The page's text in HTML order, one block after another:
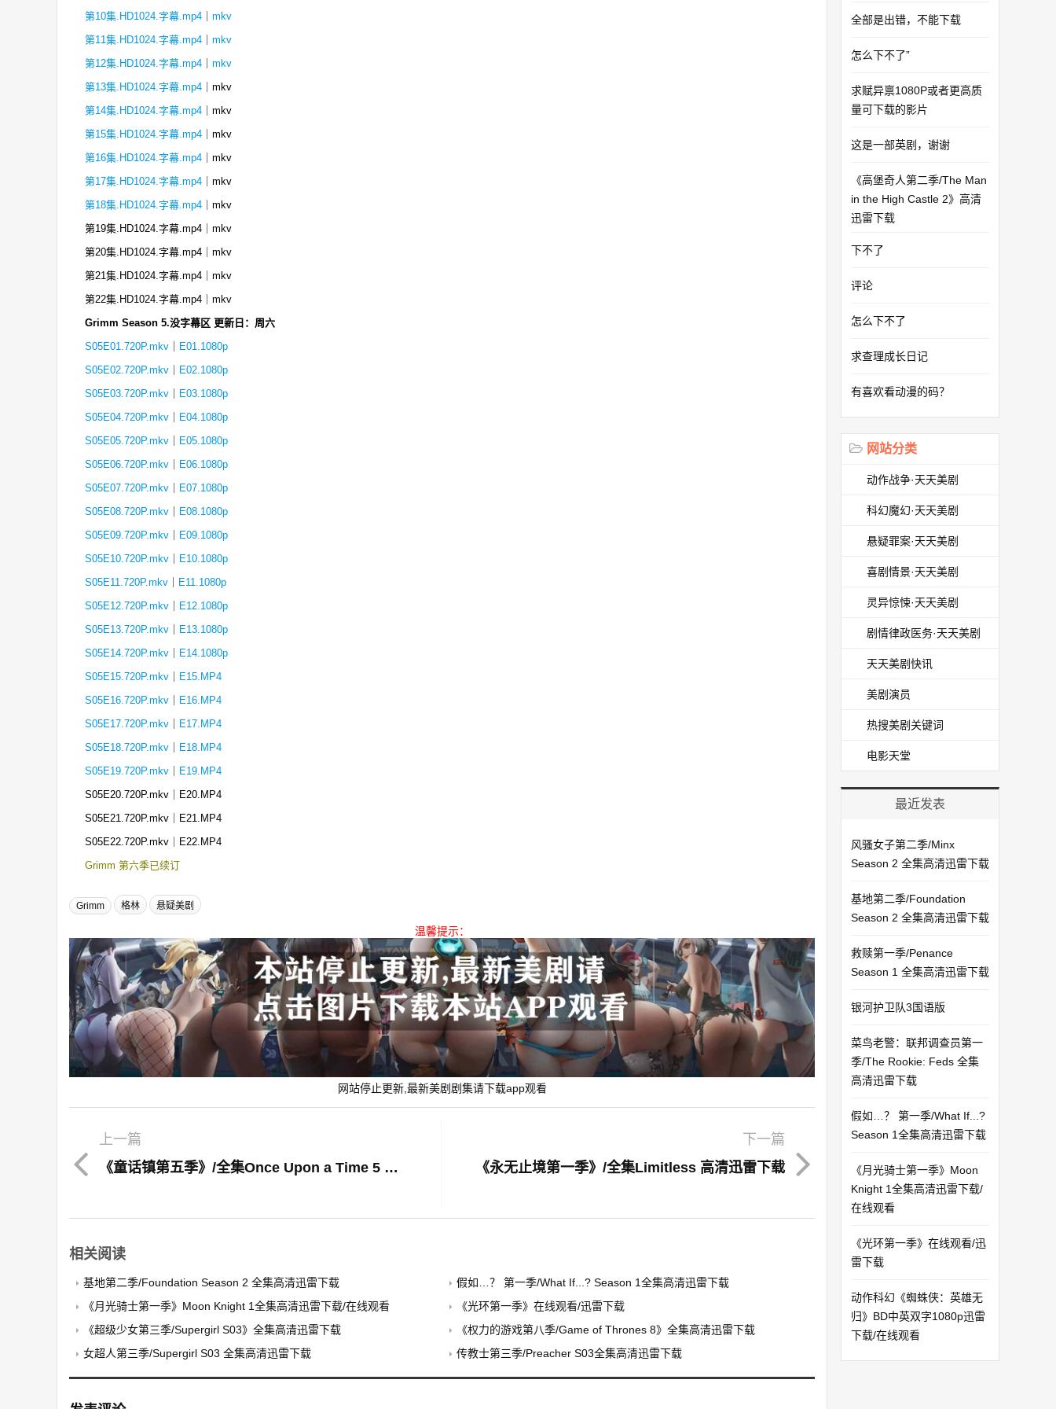
第10集.HD1024.字幕.mp4
mkv
第11集.HD1024.字幕.mp4
mkv
第12集.HD1024.字幕.mp4
mkv
第13集.HD1024.字幕.mp4 ｜mkv
第14集.HD1024.字幕.mp4 ｜mkv
第15集.HD1024.字幕.mp4 ｜mkv
第16集.HD1024.字幕.mp4 ｜mkv
第17集.HD1024.字幕.mp4 ｜mkv
第18集.HD1024.字幕.mp4 ｜mkv
第19集.HD1024.字幕.mp4｜mkv
第20集.HD1024.字幕.mp4｜mkv
第21集.HD1024.字幕.mp4｜mkv
第22集.HD1024.字幕.mp4｜mkv
Grimm Season 5.没字幕区 更新日：周六
S05E01.720P.mkv
E01.1080p
S05E02.720P.mkv
E02.1080p
S05E03.720P.mkv
E03.1080p
S05E04.720P.mkv
E04.1080p
S05E05.720P.mkv
E05.1080p
S05E06.720P.mkv
E06.1080p
S05E07.720P.mkv
E07.1080p
S05E08.720P.mkv
E08.1080p
S05E09.720P.mkv
E09.1080p
S05E10.720P.mkv
E10.1080p
S05E11.720P.mkv
E11.1080p
S05E12.720P.mkv
E12.1080p
S05E13.720P.mkv
E13.1080p
S05E14.720P.mkv
E14.1080p
S05E15.720P.mkv
E15.MP4
S05E16.720P.mkv
E16.MP4
S05E17.720P.mkv
E17.MP4
S05E18.720P.mkv
E18.MP4
S05E19.720P.mkv
E19.MP4
S05E20.720P.mkv｜E20.MP4
S05E21.720P.mkv｜E21.MP4
S05E22.720P.mkv｜E22.MP4
Grimm 第六季已续订
Grimm 格林 悬疑美剧
温馨提示：
网站停止更新,最新美剧剧集请下载app观看
上一篇
《童话镇第五季》/全集Once Upon a Time 5 高清迅雷下载
下一篇
《永无止境第一季》/全集Limitless 高清迅雷下载
相关阅读
基地第二季/Foundation Season 2 全集高清迅雷下载
假如…？ 第一季/What If...? Season 1全集高清迅雷下载
《月光骑士第一季》Moon Knight 1全集高清迅雷下载/在线观看
《光环第一季》在线观看/迅雷下载
《超级少女第三季/Supergirl S03》全集高清迅雷下载
《权力的游戏第八季/Game of Thrones 8》全集高清迅雷下载
女超人第三季/Supergirl S03 全集高清迅雷下载
传教士第三季/Preacher S03全集高清迅雷下载
全部是出错，不能下载
怎么下不了”
求赋异禀1080P或者更高质
量可下载的影片
这是一部英剧，谢谢
《高堡奇人第二季/The Man
in the High Castle 2》高清
迅雷下载
下不了
评论
怎么下不了
求查理成长日记
有喜欢看动漫的码？
网站分类
动作战争·天天美剧
科幻魔幻·天天美剧
悬疑罪案·天天美剧
喜剧情景·天天美剧
灵异惊悚·天天美剧
剧情律政医务·天天美剧
天天美剧快讯
美剧演员
热搜美剧关键词
电影天堂
最近发表
风骚女子第二季/Minx
Season 2 全集高清迅雷下载
基地第二季/Foundation
Season 2 全集高清迅雷下载
救赎第一季/Penance
Season 1 全集高清迅雷下载
银河护卫队3国语版
菜鸟老警：联邦调查员第一
季/The Rookie: Feds 全集
高清迅雷下载
假如…？ 第一季/What If...?
Season 1全集高清迅雷下载
《月光骑士第一季》Moon
Knight 1全集高清迅雷下载/
在线观看
《光环第一季》在线观看/迅
雷下载
动作科幻《蜘蛛侠：英雄无
归》BD中英双字1080p迅雷
下载/在线观看